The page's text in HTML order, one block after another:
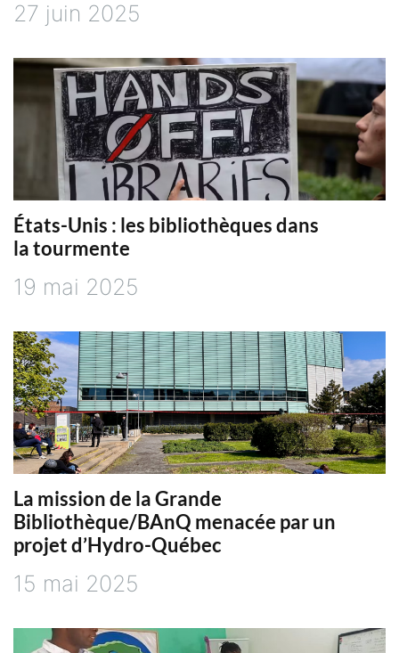
a
r
c
l
27 juin 2025
États-Unis : les bibliothèques dans
la tourmente
19 mai 2025
La mission de la Grande
Bibliothèque/BAnQ menacée par un
projet d’Hydro-Québec
15 mai 2025